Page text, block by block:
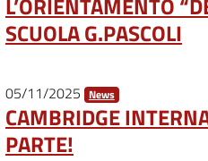
SCUOLA G.PASCOLI
05/11/2025 News
CAMBRIDGE
PARTE!